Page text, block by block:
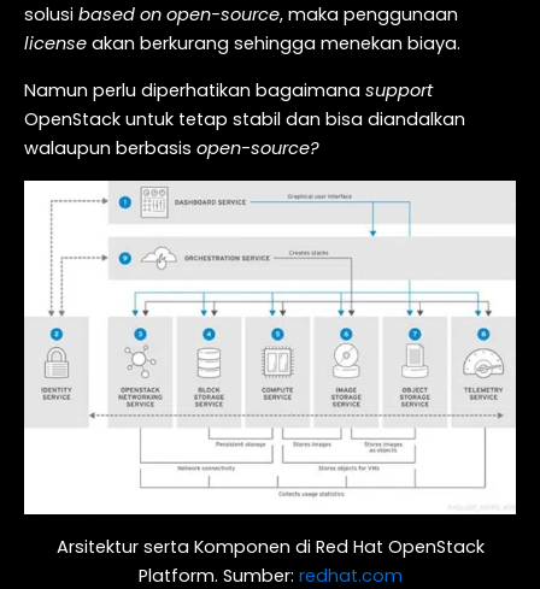
solusi based on open-source, maka penggunaan
license akan berkurang sehingga menekan biaya.
Namun perlu diperhatikan bagaimana support
OpenStack untuk tetap stabil dan bisa diandalkan
walaupun berbasis open-source?
Arsitektur serta Komponen di Red Hat OpenStack
Platform. Sumber: redhat.com